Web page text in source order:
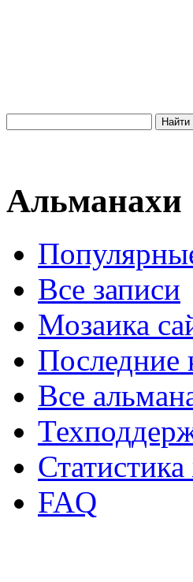
Альманахи
Все записи
Мозаика
Последние
Все
FAQ